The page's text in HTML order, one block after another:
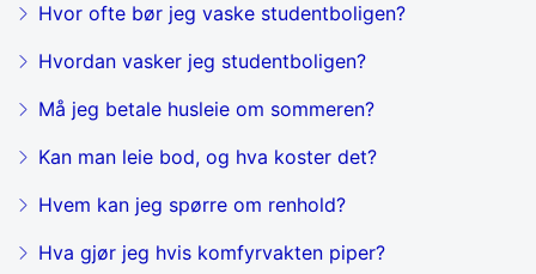
Hvor ofte bør jeg vaske studentboligen?
Hvordan vasker jeg studentboligen?
Må jeg betale husleie om sommeren?
Kan man leie bod, og hva koster det?
Hvem kan jeg spørre om renhold?
Hva gjør jeg hvis komfyrvakten piper?